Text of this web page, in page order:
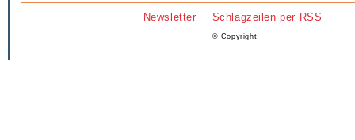
Newsletter Schlagzeilen per RSS
© Copyright